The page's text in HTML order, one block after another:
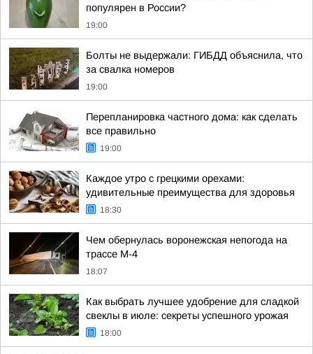
популярен в России?
19:00
Болты не выдержали: ГИБДД объяснила, что
за свалка номеров
19:00
Перепланировка частного дома: как сделать
все правильно
19:00
Каждое утро с грецкими орехами:
удивительные преимущества для здоровья
18:30
Чем обернулась воронежская непогода на
трассе М-4
18:07
Как выбрать лучшее удобрение для сладкой
свеклы в июле: секреты успешного урожая
18:00